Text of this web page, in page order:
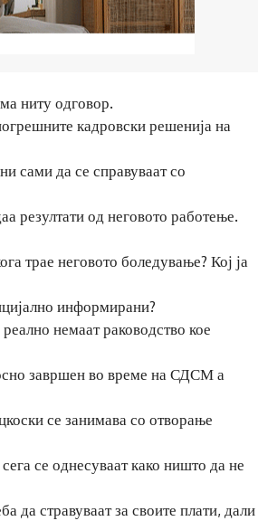
ниту одговор.
кадровски решенија на
сами да се справуваат со
резултати од неговото работење.
трае неговото боледување? Кој ја
информирани?
немаат раководство кое
завршен во време на СДСМ а
се занимава со отворање
се однесуваат како ништо да не
стравуваат за своите плати, дали